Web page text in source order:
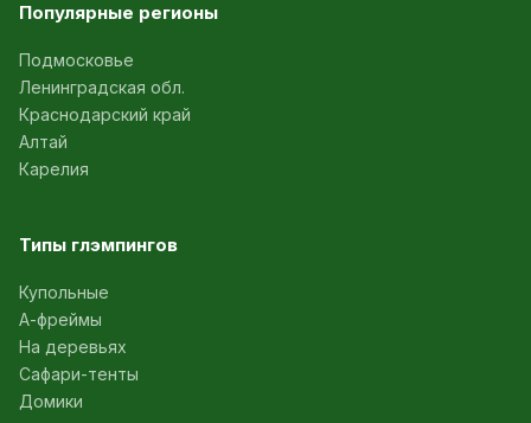
Популярные регионы
Подмосковье
Ленинградская обл.
Краснодарский край
Алтай
Карелия
Типы глэмпингов
Купольные
А-фреймы
На деревьях
Сафари-тенты
Домики